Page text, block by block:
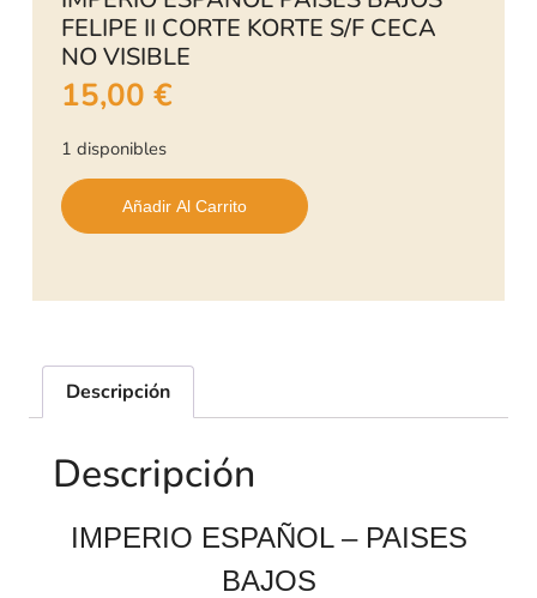
FELIPE II CORTE KORTE S/F CECA
NO VISIBLE
15,00 €
1 disponibles
Añadir Al Carrito
Descripción
Descripción
IMPERIO ESPAÑOL – PAISES
BAJOS